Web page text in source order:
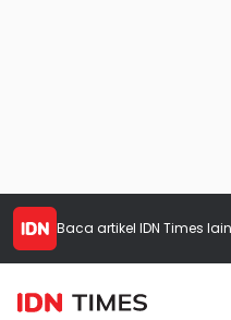
Baca artikel IDN Times